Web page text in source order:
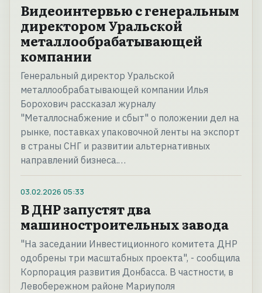
Видеоинтервью с генеральным
директором Уральской
металлообрабатывающей
компании
Генеральный директор Уральской
металлообрабатывающей компании Илья
Борохович рассказал журналу
"Металлоснабжение и сбыт" о положении дел на
рынке, поставках упаковочной ленты на экспорт
в страны СНГ и развитии альтернативных
направлений бизнеса.…
03.02.2026 05:33
В ДНР запустят два
машиностроительных завода
"На заседании Инвестиционного комитета ДНР
одобрены три масштабных проекта", - сообщила
Корпорация развития Донбасса. В частности, в
Левобережном районе Мариуполя